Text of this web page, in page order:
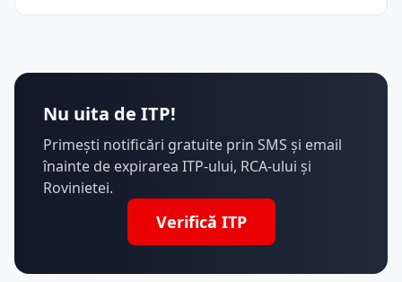
Nu uita de ITP!
Primești notificări gratuite prin SMS și email
înainte de expirarea ITP-ului, RCA-ului și
Rovinietei.
Verifică ITP